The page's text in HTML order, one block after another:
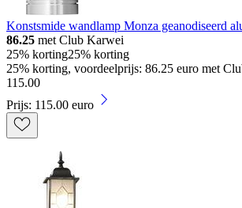
Konstsmide wandlamp Monza geanodiseerd
86.25 met Club Karwei
25% korting25% korting
25% korting, voordeelprijs: 86.25 euro met
115.00
Prijs: 115.00 euro